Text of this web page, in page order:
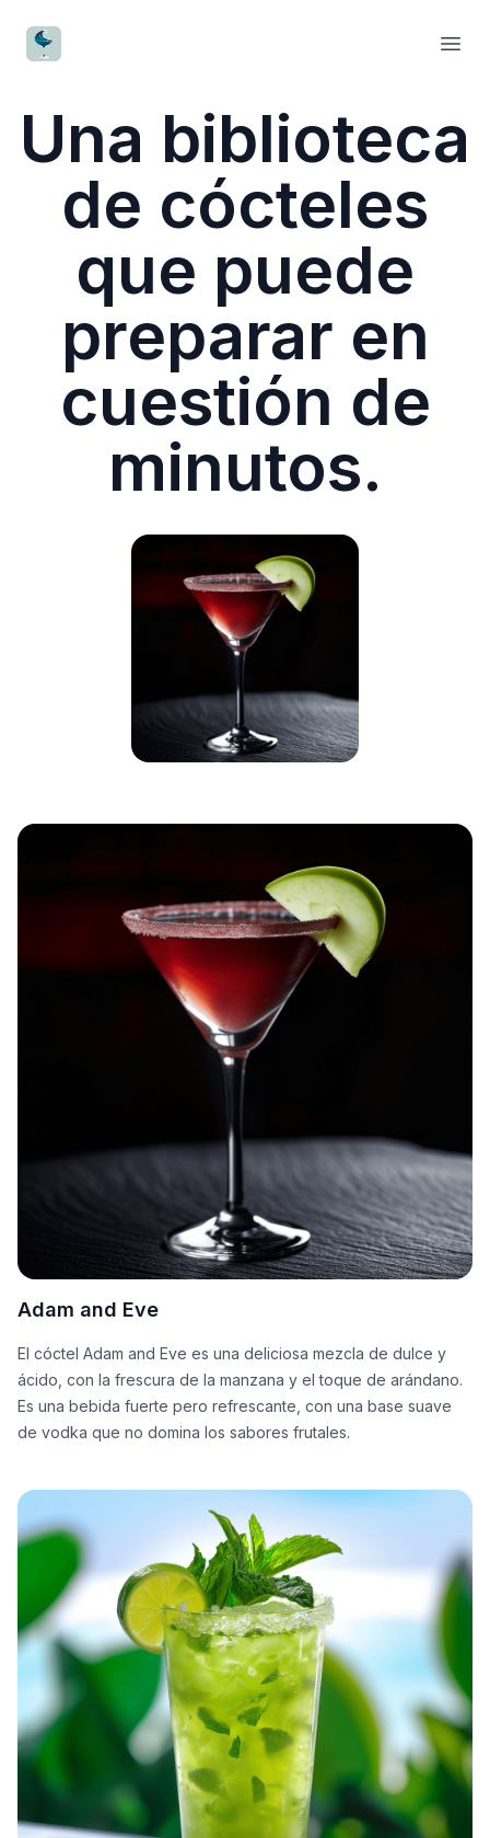
CocktailWave
Una biblioteca
de cócteles
que puede
preparar en
cuestión de
minutos.
Adam and Eve
El cóctel Adam and Eve es una deliciosa mezcla de dulce y
ácido, con la frescura de la manzana y el toque de arándano.
Es una bebida fuerte pero refrescante, con una base suave
de vodka que no domina los sabores frutales.